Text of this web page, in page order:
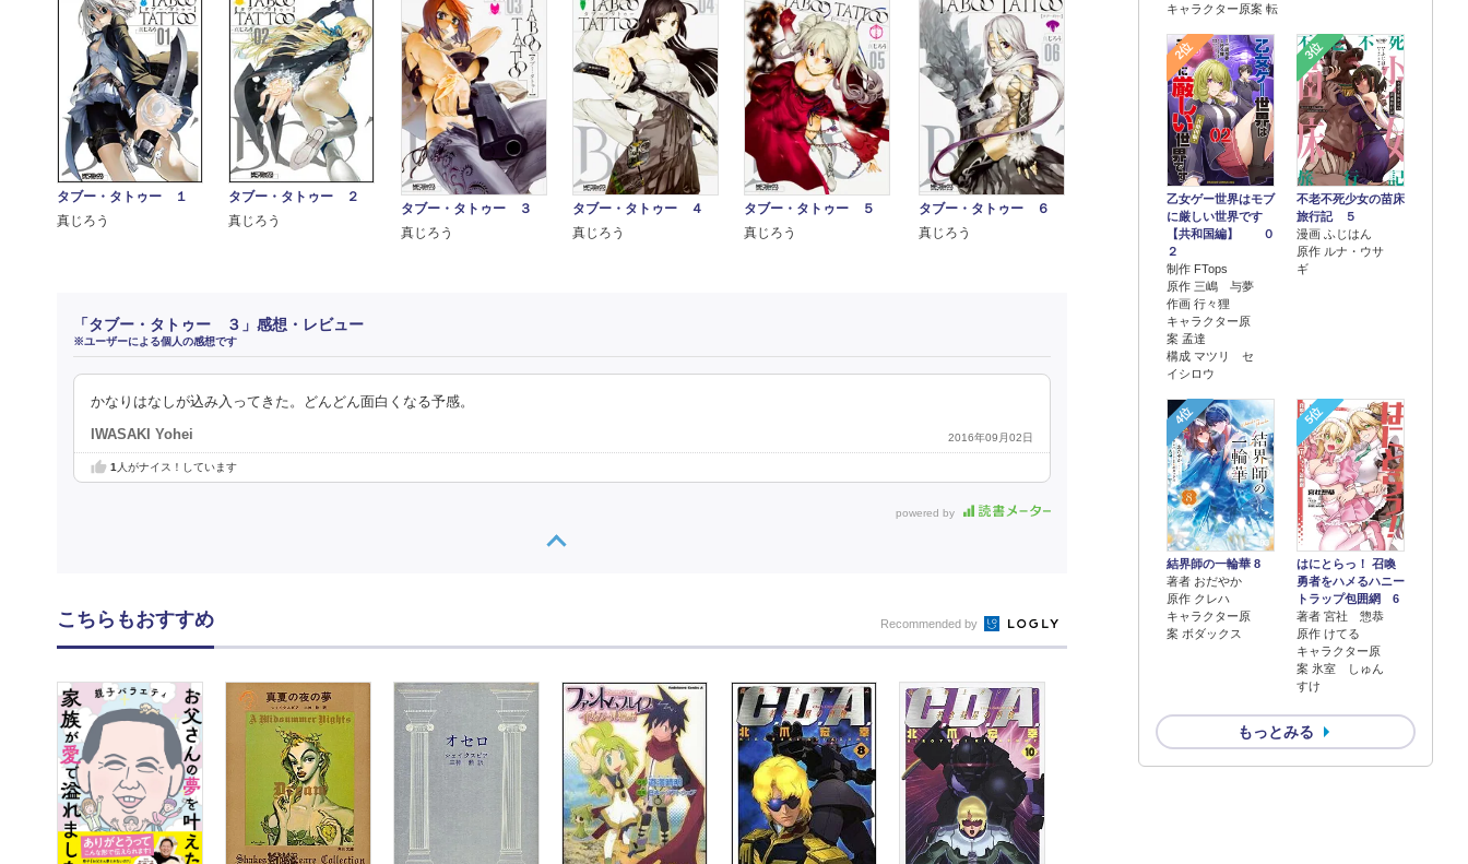
タブー・タトゥー １
真じろう
タブー・タトゥー ２
真じろう
タブー・タトゥー ３
真じろう
タブー・タトゥー ４
真じろう
タブー・タトゥー ５
真じろう
タブー・タトゥー ６
真じろう
「タブー・タトゥー ３」感想・レビュー
※ユーザーによる個人の感想です
かなりはなしが込み入ってきた。どんどん面白くなる予感。
IWASAKI Yohei 2016年09月02日
1 人がナイス！しています
powered by
キャラクター原案 転
2位
乙女ゲー世界はモブ
に厳しい世界です
【共和国編】 ０
２
制作 FTops
原作 三嶋 与夢
作画 行々狸
キャラクター原
案 孟達
構成 マツリ セ
イシロウ
3位
不老不死少女の苗床
旅行記 ５
漫画 ふじはん
原作 ルナ・ウサ
ギ
4位
結界師の一輪華 8
著者 おだやか
原作 クレハ
キャラクター原
案 ボダックス
5位
はにとらっ！ 召喚
勇者をハメるハニー
トラップ包囲網 6
著者 宮社 惣恭
原作 けてる
キャラクター原
案 氷室 しゅん
すけ
もっとみる
こちらもおすすめ Recommended by